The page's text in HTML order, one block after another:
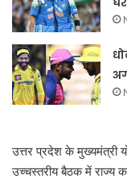
उत्तर प्रदेश के मुख्यमंत्री
उच्चस्तरीय बैठक में राज्य